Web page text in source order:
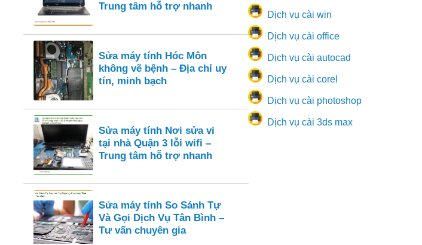
Trung tâm hỗ trợ nhanh
Sửa máy tính Hóc Môn
không vẽ bệnh – Địa chỉ uy
tín, minh bạch
Sửa máy tính Nơi sửa vi
tại nhà Quận 3 lỗi wifi –
Trung tâm hỗ trợ nhanh
Sửa máy tính So Sánh Tự
Và Gọi Dịch Vụ Tân Bình –
Tư vấn chuyên gia
Dịch vụ cài win
Dịch vụ cài office
Dịch vụ cài autocad
Dịch vụ cài corel
Dịch vụ cài photoshop
Dịch vụ cài 3ds max